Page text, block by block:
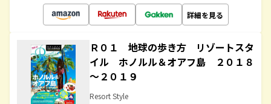
詳細を見る
Ｒ０１ 地球の歩き方 リゾートスタ
イル ホノルル＆オアフ島 ２０１８
～２０１９
Resort Style